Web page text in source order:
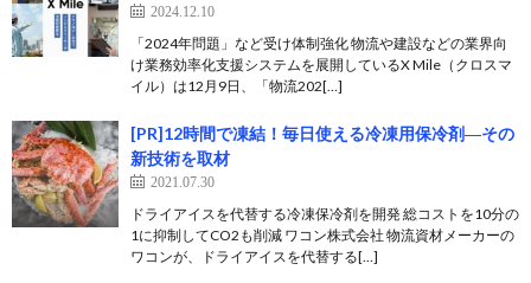
2024.12.10
「2024年問題」など受け体制強化 物流や建設などの業界向
け業務効率化支援システムを展開しているX Mile（クロスマ
イル）は12月9日、「物流202[…]
[PR]12時間で凍結！毎日使える冷凍用保冷剤―その
新技術を取材
2021.07.30
ドライアイスを代替する冷凍保冷剤を開発 総コストを10分の
1に抑制してCO2も削減 ワコン株式会社 物流資材メーカーの
ワコンが、ドライアイスを代替する[…]